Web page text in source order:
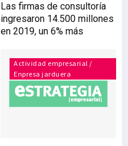
conclusiones del Informe
de Economía Vasca,
publicado por Laboral
Las firmas de consultoría
ingresaron 14.500 millones
en 2019, un 6% más
Actividad empresarial /
Enpresa jarduera